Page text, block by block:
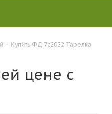
- Купить ФД 7с2022 Тарелка
цене с